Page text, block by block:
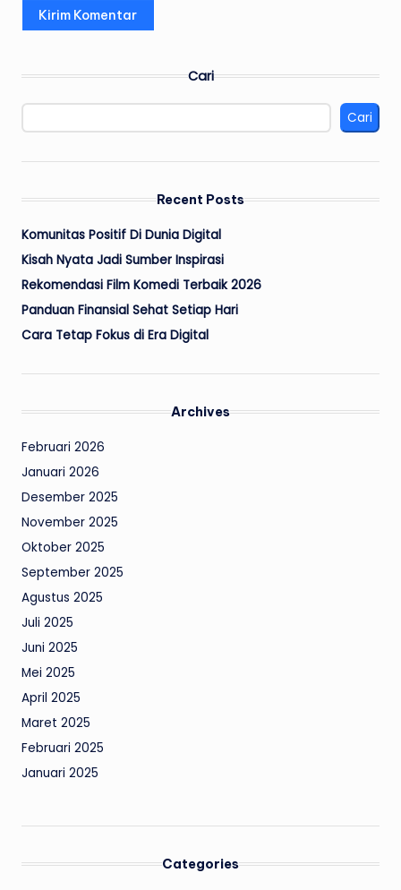
Cari
Cari
Recent Posts
Komunitas Positif Di Dunia Digital
Kisah Nyata Jadi Sumber Inspirasi
Rekomendasi Film Komedi Terbaik 2026
Panduan Finansial Sehat Setiap Hari
Cara Tetap Fokus di Era Digital
Archives
Februari 2026
Januari 2026
Desember 2025
November 2025
Oktober 2025
September 2025
Agustus 2025
Juli 2025
Juni 2025
Mei 2025
April 2025
Maret 2025
Februari 2025
Januari 2025
Categories